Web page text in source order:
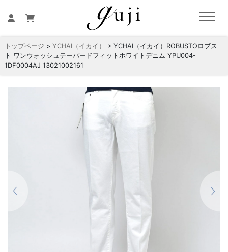
トップページ > YCHAI（イカイ）
> YCHAI（イカイ）ROBUSTOロブス
ト ワンウォッシュテーパードフィットホワイトデニム YPU004-
1DF0004AJ 13021002161